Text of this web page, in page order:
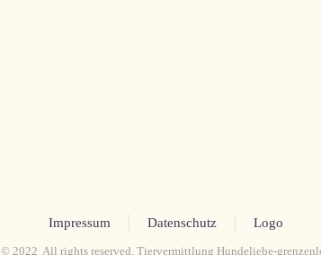
Impressum Datenschutz Logo
© 2022 All rights reserved. Tiervermittlung Hundeliebe-